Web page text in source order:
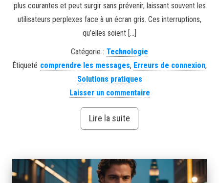
plus courantes et peut surgir sans prévenir, laissant souvent les
utilisateurs perplexes face à un écran gris. Ces interruptions,
qu’elles soient […]
Catégorie : Technologie
Étiqueté comprendre les messages, Erreurs de connexion,
Solutions pratiques
Laisser un commentaire
Lire la suite